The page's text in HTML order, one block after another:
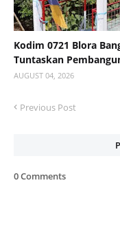
Kodim 0721 Blora
Tuntaskan
AUGUST 04, 2026
Previous Post
0 Comments